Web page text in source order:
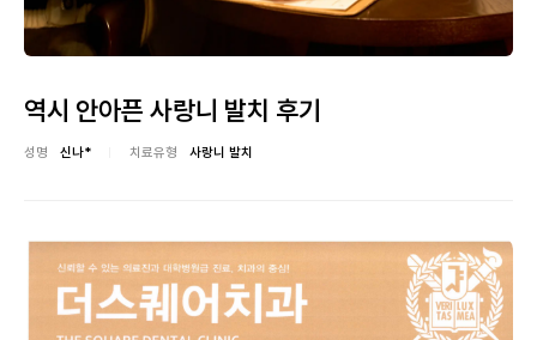
역시 안아픈 사랑니 발치 후기
성명 신나* 치료유형 사랑니 발치